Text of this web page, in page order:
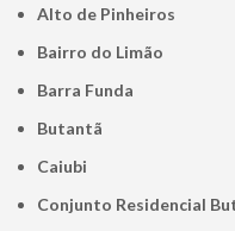
Alto de Pinheiros
Bairro do Limão
Barra Funda
Butantã
Caiubi
Conjunto Residencial